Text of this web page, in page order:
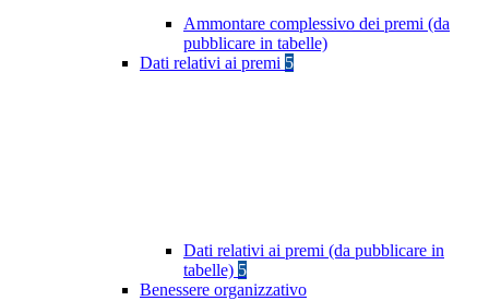
Ammontare complessivo dei premi (da
pubblicare in tabelle)
Dati relativi ai premi 5
Dati relativi ai premi (da pubblicare in
tabelle) 5
Benessere organizzativo